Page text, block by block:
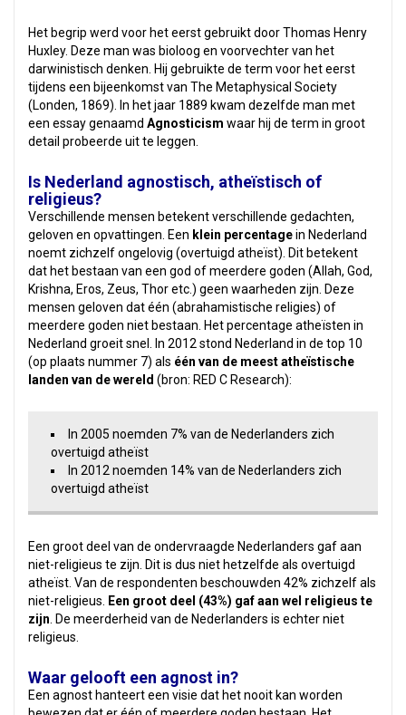
Het begrip werd voor het eerst gebruikt door Thomas Henry
Huxley. Deze man was bioloog en voorvechter van het
darwinistisch denken. Hij gebruikte de term voor het eerst
tijdens een bijeenkomst van The Metaphysical Society
(Londen, 1869). In het jaar 1889 kwam dezelfde man met
een essay genaamd Agnosticism waar hij de term in groot
detail probeerde uit te leggen.
Is Nederland agnostisch, atheïstisch of
religieus?
Verschillende mensen betekent verschillende gedachten,
geloven en opvattingen. Een klein percentagein Nederland
noemt zichzelf ongelovig (overtuigd atheïst). Dit betekent
dat het bestaan van een god of meerdere goden (Allah, God,
Krishna, Eros, Zeus, Thor etc.) geen waarheden zijn. Deze
mensen geloven dat één (abrahamistische religies) of
meerdere goden niet bestaan. Het percentage atheïsten in
Nederland groeit snel. In 2012 stond Nederland in de top 10
(op plaats nummer 7) als één van de meest atheïstische
landen van de wereld (bron: RED C Research):
In 2005 noemden 7% van de Nederlanders zich
overtuigd atheïst
In 2012 noemden 14% van de Nederlanders zich
overtuigd atheïst
Een groot deel van de ondervraagde Nederlanders gaf aan
niet-religieus te zijn. Dit is dus niet hetzelfde als overtuigd
atheïst. Van de respondenten beschouwden 42% zichzelf als
niet-religieus.
Een groot deel (43%) gaf aan wel religieus te
zijn . De meerderheid van de Nederlanders is echter niet
religieus.
Waar gelooft een agnost in?
Een agnost hanteert een visie dat het nooit kan worden